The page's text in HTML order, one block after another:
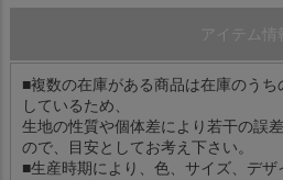
アイテム情
■複数の在庫がある商品は在庫のう
しているため、
生地の性質や個体差により若干の誤
ので、目安としてお考え下さい。
■生産時期により、色、サイズ、デ